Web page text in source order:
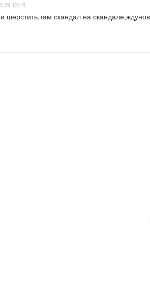
13:15
шерстить,там скандал на